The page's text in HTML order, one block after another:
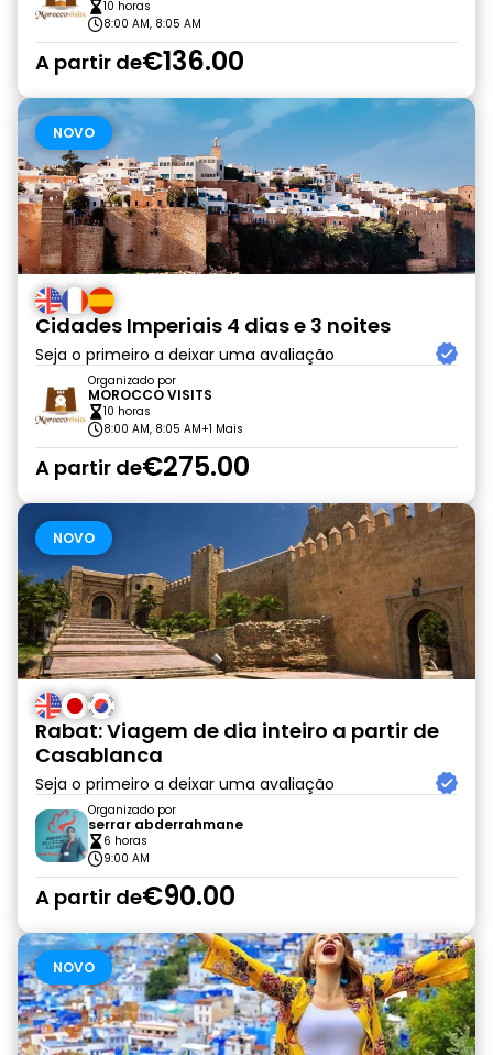
10 horas
8:00 AM, 8:05 AM
A partir de€136.00
NOVO
Cidades Imperiais 4 dias e 3 noites
Seja o primeiro a deixar uma avaliação
Organizado por
MOROCCO VISITS
10 horas
8:00 AM, 8:05 AM+1 Mais
A partir de€275.00
NOVO
Rabat: Viagem de dia inteiro a partir de
Casablanca
Seja o primeiro a deixar uma avaliação
Organizado por
serrar abderrahmane
6 horas
9:00 AM
A partir de€90.00
NOVO